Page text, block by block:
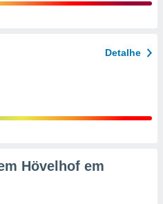
Detalhe
Hövelhof em